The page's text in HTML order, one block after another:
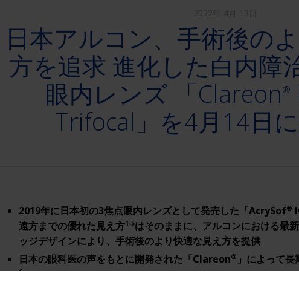
日本アルコン、手術後の
方を追求 進化した白内障
眼内レンズ 「Clareon®
Trifocal」を4月14日
2019年に日本初の3焦点眼内レンズとして発売した「AcrySof®
遠方までの優れた見え方1-5はそのままに、アルコンにおける最
ッジデザインにより、手術後のより快適な見え方を提供
日本の眼科医の声をもとに開発された「Clareon® 」によって
6